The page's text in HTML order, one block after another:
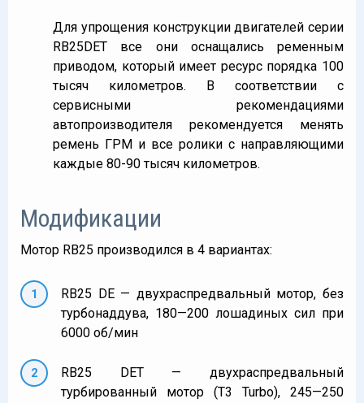
Для упрощения конструкции двигателей серии
RB25DET все они оснащались ременным
приводом, который имеет ресурс порядка 100
тысяч километров. В соответствии с
сервисными рекомендациями
автопроизводителя рекомендуется менять
ремень ГРМ и все ролики с направляющими
каждые 80-90 тысяч километров.
Модификации
Мотор RB25 производился в 4 вариантах:
RB25 DE — двухраспредвальный мотор, без
турбонаддува, 180—200 лошадиных сил при
6000 об/мин
RB25 DET — двухраспредвальный
турбированный мотор (T3 Turbo), 245—250